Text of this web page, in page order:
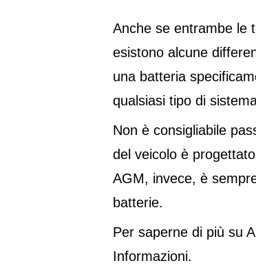
Anche se entrambe le
esistono alcune
una batteria
qualsiasi tipo di
Non è consigliabile
del veicolo è
AGM, invece, è
batterie.
Per saperne di più su
Informazioni.